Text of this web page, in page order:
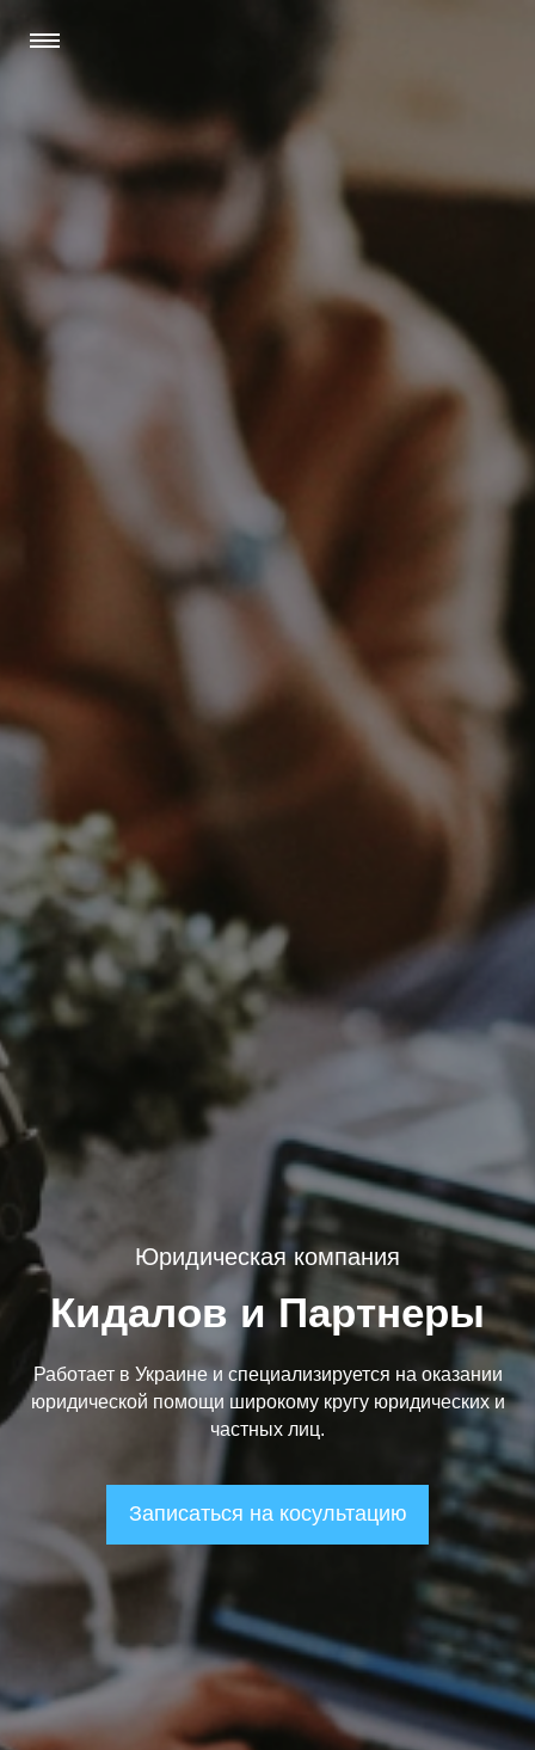
Юридическая компания
Кидалов и Партнеры
Работает в Украине и специализируется на оказании
юридической помощи широкому кругу юридических и
частных лиц.
Записаться на косультацию